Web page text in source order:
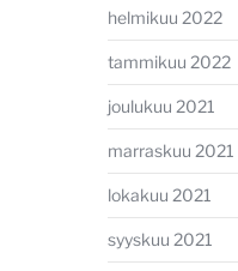
helmikuu 2022
tammikuu 2022
joulukuu 2021
marraskuu 2021
lokakuu 2021
syyskuu 2021